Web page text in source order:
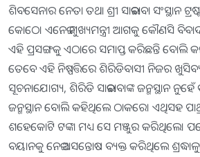
ଶିବସେନାର ନେତା ତଥା ଶ୍ରୀ ସାଇବାବା ସଂସ୍ଥାନ
କୋଠେ। ଏନେଇ ମୁଖ୍ୟମନ୍ତ୍ରୀ ଆଗକୁ କୌଣସି
ଏହି ପ୍ରସଙ୍ଗକୁ ଏଠାରେ ସମାପ୍ତ କରିଛନ୍ତି ବୋଲି
ତେବେ ଏହି ନିଷ୍ପତ୍ତିରେ ଶିରିଡିବାସୀ ନିଜର
ସୂଚନାଯୋଗ୍ୟ, ଶିରିଡି ସାଇବାବାଙ୍କ ଜନ୍ମସ୍ଥାନ ନୁହେଁ
ଜନ୍ମସ୍ଥାନ ବୋଲି କହିଥିଲେ ଠାକରେ। ଏଥିସହ
ଶହେକୋଟି ଟଙ୍କା ମଧ୍ୟ ସେ ମଞ୍ଜୁର କରିଥିଲେ।
ବୟାନକୁ ନେଇ ଅସନ୍ତୋଷ ବ୍ୟକ୍ତ କରିଥିଲେ